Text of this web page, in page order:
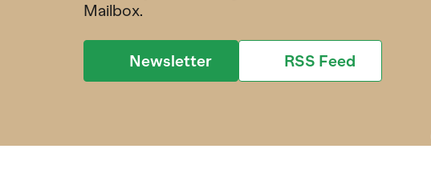
Mailbox.
Newsletter RSS Feed